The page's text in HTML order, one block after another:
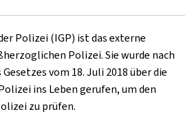
Polizei (IGP) ist das externe
Polizei. Sie wurde nach
vom 18. Juli 2018 über die
ins Leben gerufen, um den
zu prüfen.